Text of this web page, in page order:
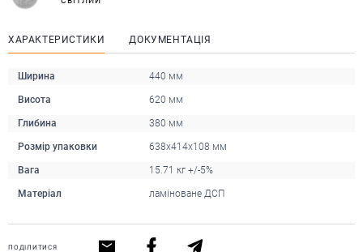
ХАРАКТЕРИСТИКИ ДОКУМЕНТАЦІЯ
Ширина 440 мм
Висота 620 мм
Глибина 380 мм
Розмір упаковки 638х414х108 мм
Вага 15.71 кг +/-5%
Матеріал ламіноване ДСП
ПОДІЛИТИСЯ